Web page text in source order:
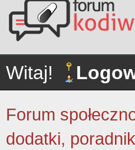
Witaj!
Forum
dodatki,